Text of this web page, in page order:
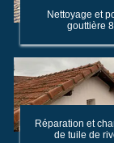
Nettoyage et
gouttière
Réparation et
de tuile de